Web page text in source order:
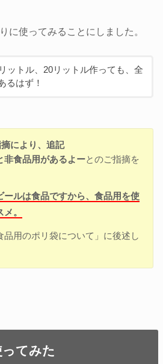
に使ってみることにしました。
ットル、20リットル作っても、全
るはず！
により、追記
非食品用があるよーとのご指摘を
ールは食品ですから、食品用を使
。
品用のポリ袋について」に後述し
てみた